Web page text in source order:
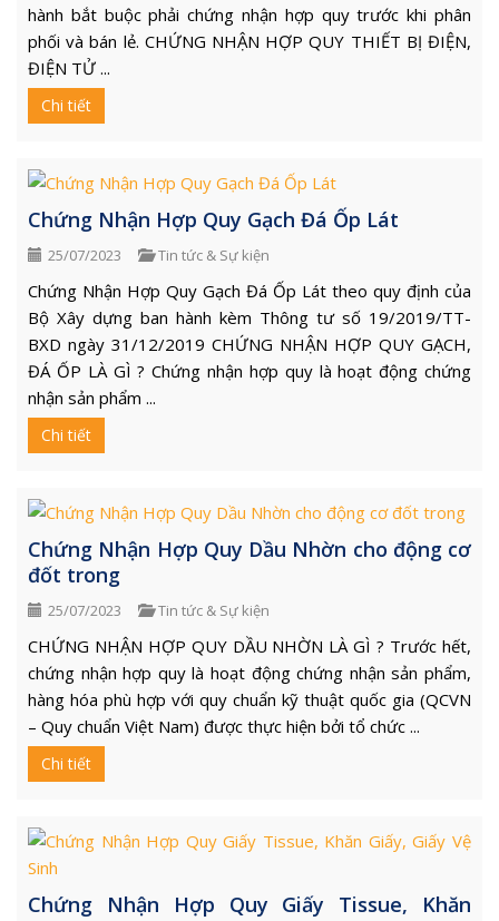
hành bắt buộc phải chứng nhận hợp quy trước khi phân
phối và bán lẻ. CHỨNG NHẬN HỢP QUY THIẾT BỊ ĐIỆN,
ĐIỆN TỬ ...
Chi tiết
Chứng Nhận Hợp Quy Gạch Đá Ốp Lát
25/07/2023 Tin tức & Sự kiện
Chứng Nhận Hợp Quy Gạch Đá Ốp Lát theo quy định của
Bộ Xây dựng ban hành kèm Thông tư số 19/2019/TT-
BXD ngày 31/12/2019 CHỨNG NHẬN HỢP QUY GẠCH,
ĐÁ ỐP LÀ GÌ ? Chứng nhận hợp quy là hoạt động chứng
nhận sản phẩm ...
Chi tiết
Chứng Nhận Hợp Quy Dầu Nhờn cho động cơ
đốt trong
25/07/2023 Tin tức & Sự kiện
CHỨNG NHẬN HỢP QUY DẦU NHỜN LÀ GÌ ? Trước hết,
chứng nhận hợp quy là hoạt động chứng nhận sản phẩm,
hàng hóa phù hợp với quy chuẩn kỹ thuật quốc gia (QCVN
– Quy chuẩn Việt Nam) được thực hiện bởi tổ chức ...
Chi tiết
Chứng Nhận Hợp Quy Giấy Tissue, Khăn